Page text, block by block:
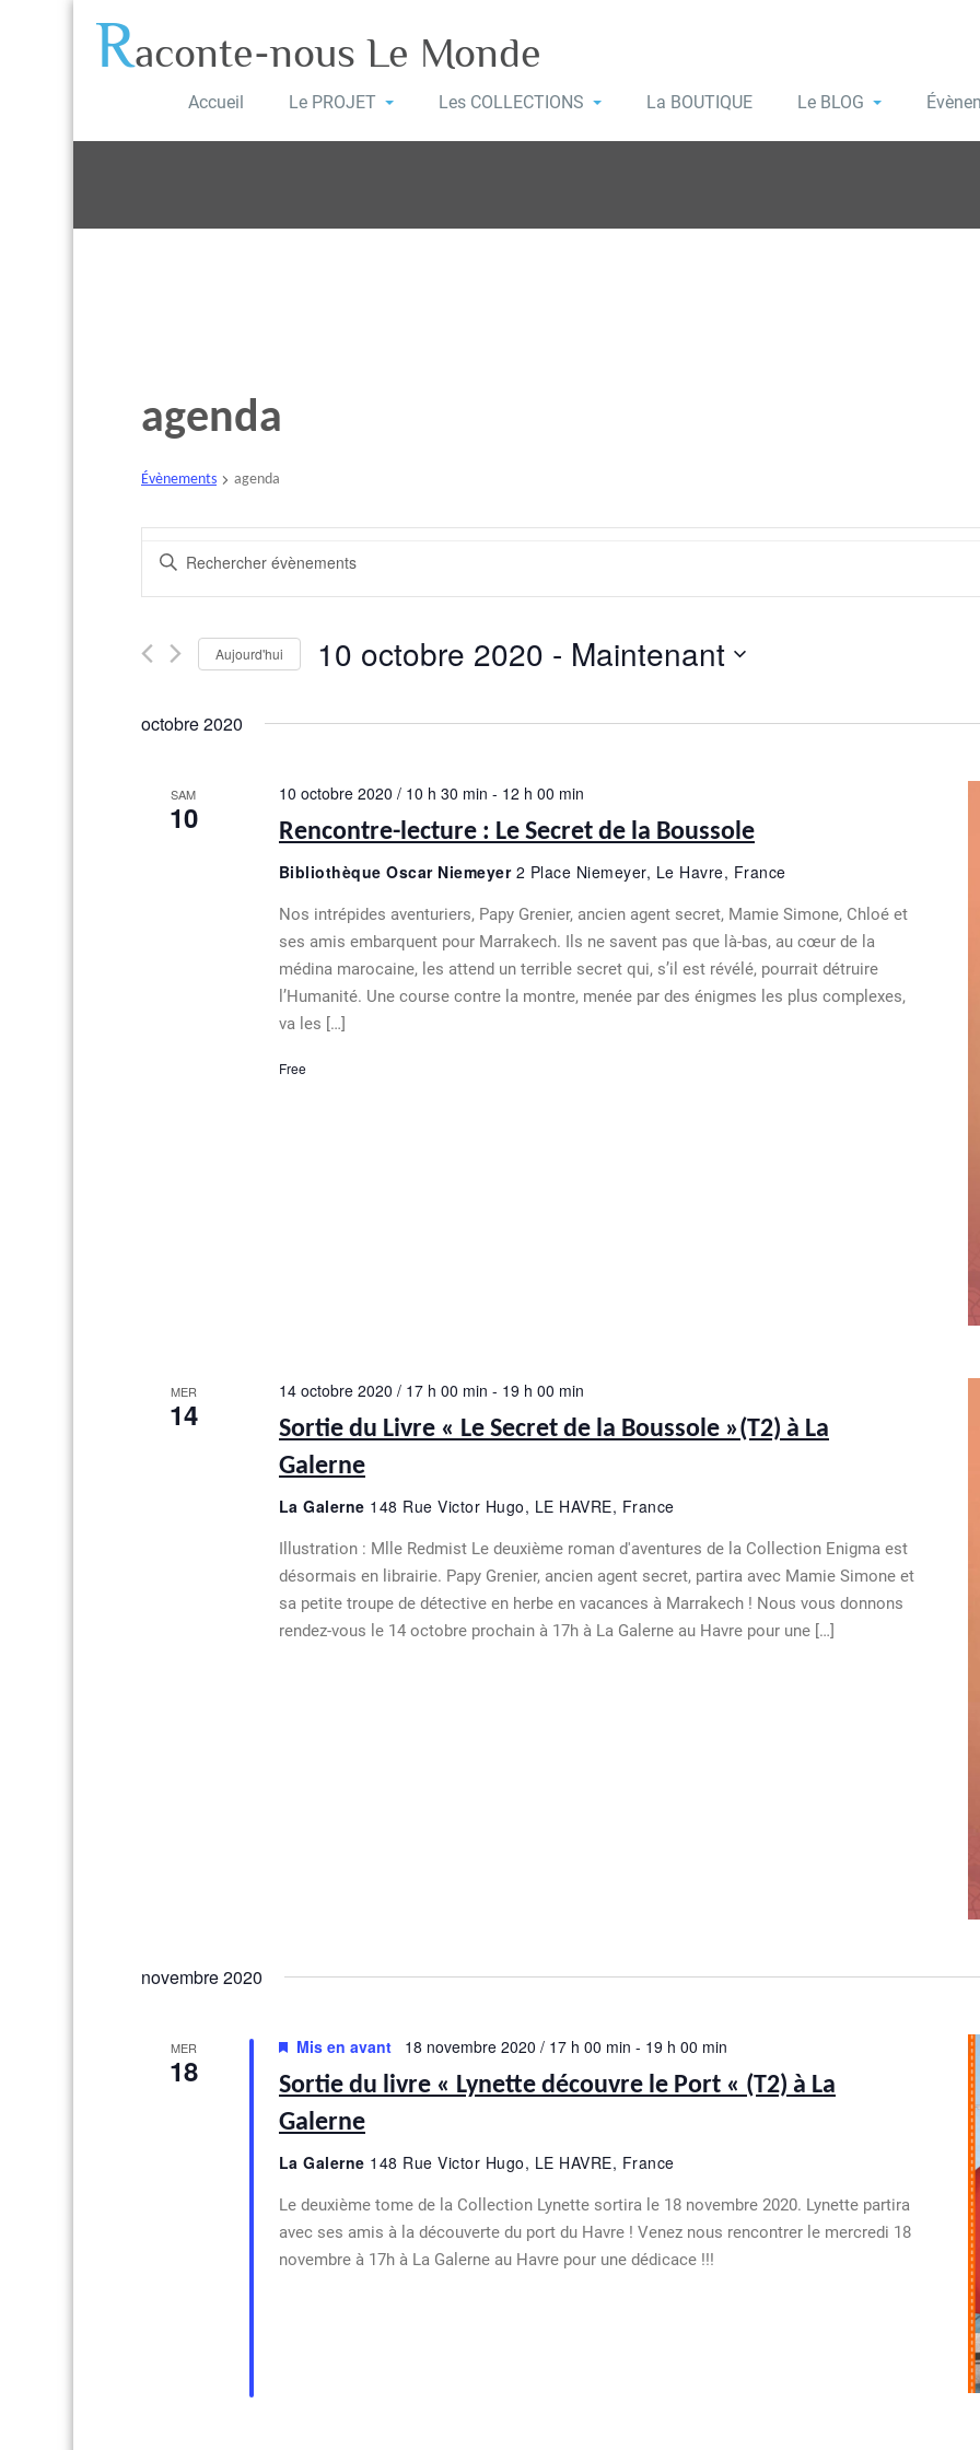
Raconte-nous Le Monde
Accueil Le PROJET Les COLLECTIONS La BOUTIQUE Le BLOG
agenda
Évènements agenda
h
Saisir
clé.
Évènements
par
Aujourd'hui 10 octobre 2020 - Maintenant
date.
octobre 2020
SAM
10
10 octobre 2020 / 10 h 30 min - 12 h 00 min
Rencontre-lecture : Le Secret de la Boussole
Bibliothèque Oscar Niemeyer 2 Place Niemeyer, Le Havre, France
Nos intrépides aventuriers, Papy Grenier, ancien agent secret, Mamie Simone, Chloé et
ses amis embarquent pour Marrakech. Ils ne savent pas que là-bas, au cœur de la
médina marocaine, les attend un terrible secret qui, s’il est révélé, pourrait détruire
l’Humanité. Une course contre la montre, menée par des énigmes les plus complexes,
va les […]
Free
MER
14
14 octobre 2020 / 17 h 00 min - 19 h 00 min
Sortie du Livre « Le Secret de la Boussole »(T2) à La
Galerne
La Galerne 148 Rue Victor Hugo, LE HAVRE, France
Illustration : Mlle Redmist Le deuxième roman d'aventures de la Collection Enigma est
désormais en librairie. Papy Grenier, ancien agent secret, partira avec Mamie Simone et
sa petite troupe de détective en herbe en vacances à Marrakech ! Nous vous donnons
rendez-vous le 14 octobre prochain à 17h à La Galerne au Havre pour une […]
novembre 2020
MER
18
Mis en avant 18 novembre 2020 / 17 h 00 min - 19 h 00 min
Sortie du livre « Lynette découvre le Port « (T2) à La
Galerne
La Galerne 148 Rue Victor Hugo, LE HAVRE, France
Le deuxième tome de la Collection Lynette sortira le 18 novembre 2020. Lynette partira
avec ses amis à la découverte du port du Havre ! Venez nous rencontrer le mercredi 18
novembre à 17h à La Galerne au Havre pour une dédicace !!!